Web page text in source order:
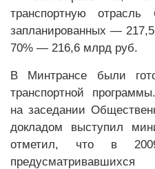
транспортную
запланированных —
70% — 216,6 млрд руб.
В Минтрансе были
транспортной
на заседании
докладом выступил
отметил, что в